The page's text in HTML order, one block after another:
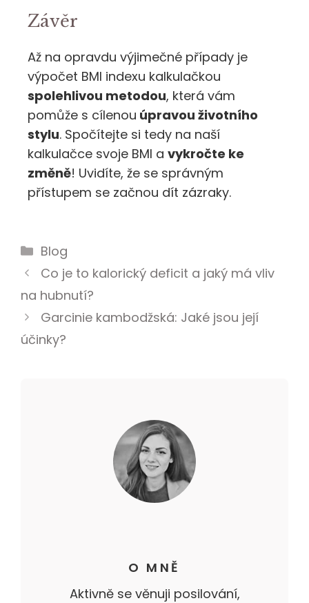
Závěr
Až na opravdu výjimečné případy je
výpočet BMI indexu kalkulačkou
spolehlivou metodou, která vám
pomůže s cílenou úpravou životního
stylu. Spočítejte si tedy na naší
kalkulačce svoje BMI a vykročte ke
změně! Uvidíte, že se správným
přístupem se začnou dít zázraky.
Blog
Co je to kalorický deficit a jaký má vliv
na hubnutí?
Garcinie kambodžská: Jaké jsou její
účinky?
O MNĚ
Aktivně se věnuji posilování,